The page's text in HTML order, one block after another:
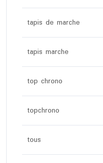
tapis de marche
tapis marche
top chrono
topchrono
tous